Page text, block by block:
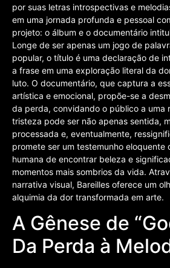
por suas letras introspectivas e
em uma jornada profunda e pessoal
projeto: o álbum e o documentário
Longe de ser apenas um jogo de
popular, o título é uma declaração de
a frase em uma exploração literal da
luto. O documentário, que captura a
artística e emocional, propõe-se a
da perda, convidando o público a uma
tristeza pode ser não apenas sentida,
processada e, eventualmente,
promete ser um testemunho eloquente
humana de encontrar beleza e
momentos mais sombrios da vida.
narrativa visual, Bareilles oferece um
alquimia da dor transformada em arte.
A Gênese de
Da Perda à